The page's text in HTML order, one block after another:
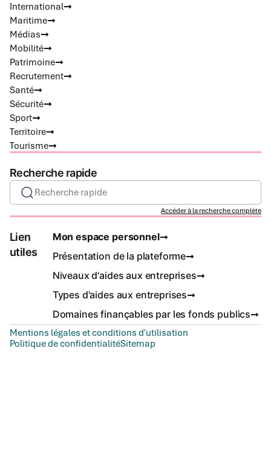
International
Maritime
Médias
Mobilité
Patrimoine
Recrutement
Santé
Sécurité
Sport
Territoire
Tourisme
Recherche rapide
Recherche rapide
Accéder à la recherche complète
Lien
utiles
Mon espace personnel
Présentation de la plateforme
Niveaux d'aides aux entreprises
Types d'aides aux entreprises
Domaines finançables par les fonds publics
Mentions légales et conditions d'utilisation
Politique de confidentialitéSitemap